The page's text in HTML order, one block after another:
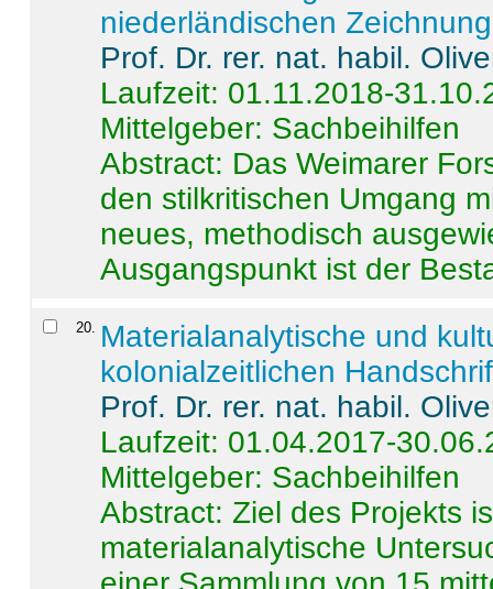
niederländischen
Prof. Dr. rer. nat. habil.
Laufzeit: 01.11.2018-
Mittelgeber: Sachbeihilfen
Abstract: Das Weimarer
den stilkritischen Umgang
neues, methodisch
Ausgangspunkt ist der
20
Materialanalytische und
kolonialzeitlichen
Prof. Dr. rer. nat. habil.
Laufzeit: 01.04.2017-
Mittelgeber: Sachbeihilfen
Abstract:Ziel des Projekts
materialanalytische